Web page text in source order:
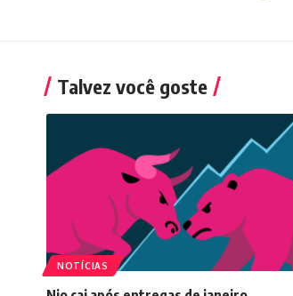
Talvez você goste
NOTÍCIAS